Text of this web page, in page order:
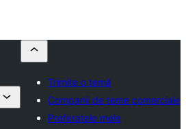
Trimite o temă
Companii de teme comerciale
Preferatele mele